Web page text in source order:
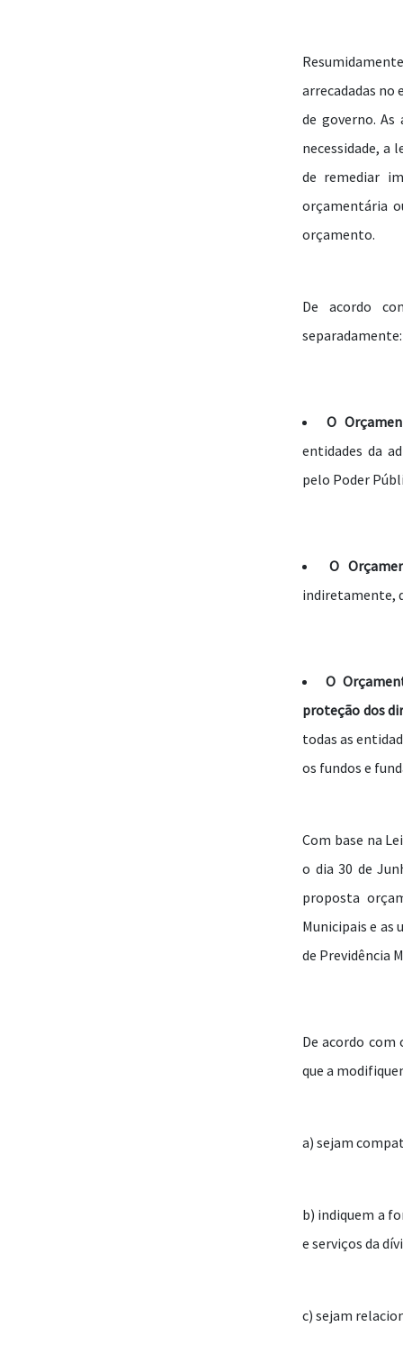
arrecadadas no
de governo.
necessidade, a
de remediar
orçamentária
orçamento.
De acordo
separadamente:
O
entidades da
pelo Poder
O
indiretamente,
O
proteção dos
todas as
os fundos e
Com base na
o dia 30 de
proposta
Municipais e
de Previdência
De acordo com
que a
a) sejam
b) indiquem a
e serviços da
c) sejam